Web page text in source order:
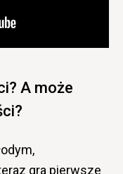
A może
gra pierwsze